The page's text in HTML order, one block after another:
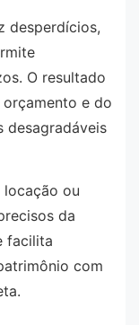
desperdícios,
O resultado
e do
desagradáveis
ou
da
facilita
com